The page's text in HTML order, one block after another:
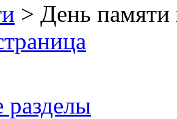
> День памяти